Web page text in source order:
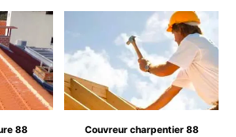
88 Couvreur charpentier 88